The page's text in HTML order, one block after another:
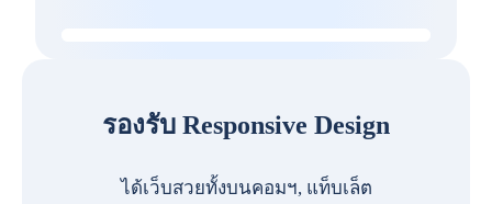
รองรับ Responsive Design
ได้เว็บสวยทั้งบนคอมฯ, แท็บเล็ต